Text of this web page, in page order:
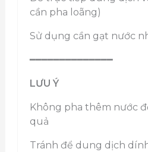
cần pha loãng)
Sử dụng cần gạt nước
━━━━━━━━━━━━━━
LƯU Ý
Không pha thêm nước
quả
Tránh để dung dịch